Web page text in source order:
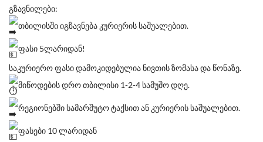
გზავნილები:
თბილისში იგზავნება კურიერის საშუალებით.
ფასი 5ლარიდან!
საკურიერო ფასი დამოკიდებულია ნივთის ზომასა და წონაზე.
მიწოდების დრო თბილისი 1-2-4 სამუშო დღე.
რეგიონებში სამარშუტო ტაქსით ან კურიერის საშუალებით.
ფასები 10 ლარიდან